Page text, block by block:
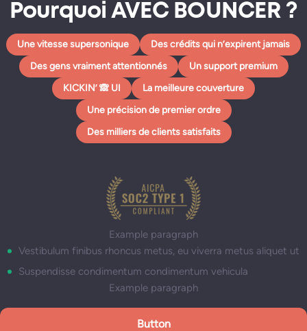
Pourquoi AVEC BOUNCER ?
Une vitesse supersonique
Des crédits qui n’expirent jamais
Des gens vraiment attentionnés
Un support premium
KICKIN’ 🙈 UI
La meilleure couverture
Une précision de premier ordre
Des milliers de clients satisfaits
Example paragraph
Vestibulum finibus rhoncus metus, eu viverra metus aliquet ut
Suspendisse condimentum condimentum vehicula
Example paragraph
Button